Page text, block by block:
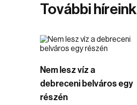
További híreink
Nem lesz víz a
debreceni belváros egy
részén